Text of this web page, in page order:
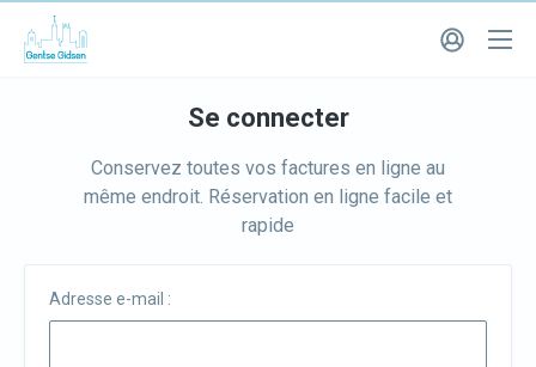
Se connecter
Conservez toutes vos factures en ligne au
même endroit. Réservation en ligne facile et
rapide
Adresse e-mail :